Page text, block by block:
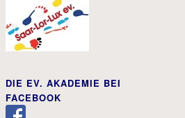
DIE EV. AKADEMIE BEI
FACEBOOK